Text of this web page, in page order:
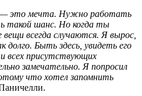
— это мечта. Нужно работать
такой шанс. Но когда ты
всегда случаются. Я вырос,
долго. Быть здесь, увидеть его
всех присутствующих
замечательно. Я попросил
что хотел запомнить